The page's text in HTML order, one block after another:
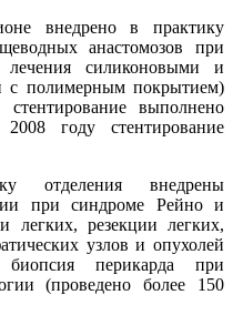
внедрено в практику
анастомозов при
силиконовыми и
с полимерным покрытием)
выполнено
году стентирование
внедрены
при синдроме Рейно и
легких, резекции легких,
узлов и опухолей
биопсия перикарда при
(проведено более 150